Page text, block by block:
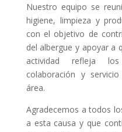
Nuestro equipo se
higiene, limpieza y
con el objetivo de
del albergue y apoyar a
actividad refleja
colaboración y
área.
Agradecemos a todos
a esta causa y que